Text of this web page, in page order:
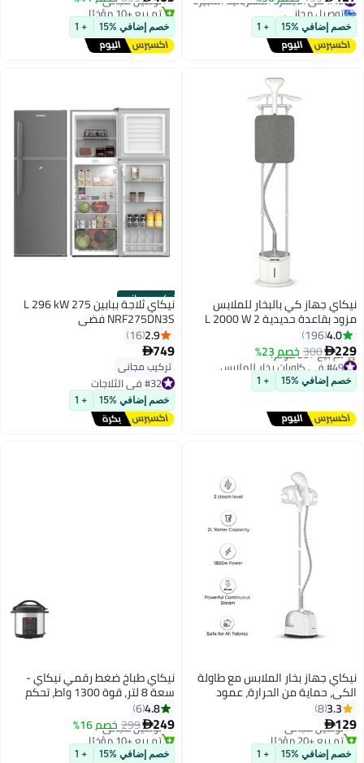
توصيل مجاني
#48 في الأجهزة الكهربائية الكبيرة
خصم إضافي %15 + 1
تم بيع +10 مؤخرًا
#18 في المواقد العلوية
خصم إضافي %15 + 1
نيكاي جهاز كي بالبخار للملابس
مزود بقاعدة حديدية 2 L 2000 W
NGS292AB رمادي فضي
4.0
196
229
300خصم 23%
#49 في كاويات بخار للملابس
توصيل مجاني
تم بيع +20 مؤخرًا
خصم إضافي %15 + 1
تركيب مجاني نيكاي ثلاجة ببابين 275 L 296 kW
NRF275DN3S فضي
2.9
16
749
تركيب مجاني
#32 في الثلاجات
#32 في الثلاجات
خصم إضافي %15 + 1
نيكاي جهاز بخار الملابس مع طاولة
الكي، حماية من الحرارة، عمود
تلسكوبي قابل للتعديل، شماعة
دقيقة بخار
3.3
8
129توصيل مجاني
تم بيع +20 مؤخرًا
توصيل مجاني
خصم إضافي %15 + 1
نيكاي طباخ ضغط رقمي نيكاي -
سعة 8 لتر، قوة 1300 واط، تحكم
رقمي متقدم - NEP882DX
4.8
6
249
299خصم 16%
توصيل مجاني
تم بيع +10 مؤخرًا
توصيل مجاني
خصم إضافي %15 + 1